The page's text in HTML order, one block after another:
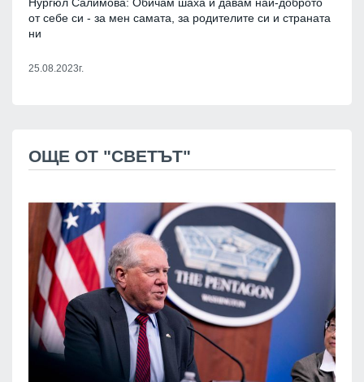
от себе си - за мен самата, за родителите си и страната
ни
25.08.2023г.
ОЩЕ ОТ "СВЕТЪТ"